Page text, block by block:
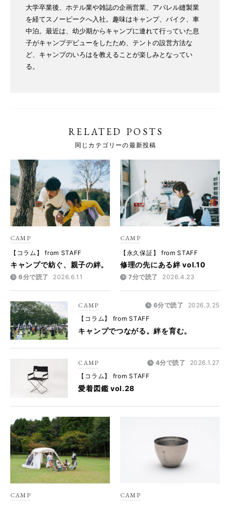
大学卒業後、ホテル業や雑誌の企画営業、アパレル縫製業
を経てスノーピークへ入社。趣味はキャンプ、バイク、車
中泊。最近は、幼少期からキャンプに連れて行っていた息
子がキャンプデビューをしたため、テントの設営方法な
ど、キャンプのいろはを教えることが楽しみとなってい
る。
RELATED POSTS
同じカテゴリーの最新投稿
CAMP
【コラム】 from STAFF
キャンプで紡ぐ、親子の絆。
6分で読了 2026.6.11
CAMP
【永久保証】 from STAFF
修理の先にある絆 vol.10
7分で読了 2026.4.23
CAMP 6分で読了
2026.3.25
【コラム】 from STAFF
キャンプでつながる。絆を育む。
CAMP 4分で読了
2026.1.27
【コラム】 from STAFF
愛着図鑑 vol.28
CAMP CAMP